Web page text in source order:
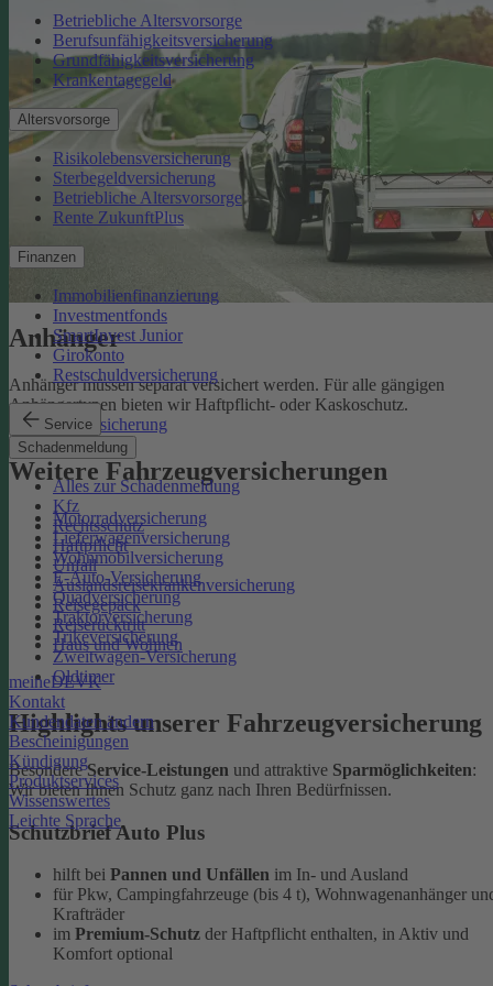
Betriebliche Altersvorsorge
Berufsunfähigkeitsversicherung
Grundfähigkeitsversicherung
Krankentagegeld
Altersvorsorge
Risikolebensversicherung
Sterbegeldversicherung
Betriebliche Altersvorsorge
Rente ZukunftPlus
Finanzen
Immobilienfinanzierung
Investmentfonds
SmartInvest Junior
Girokonto
Restschuldversicherung
Service
Schadenmeldung
Alles zur Schadenmeldung
Kfz
Rechtsschutz
Haftpflicht
Unfall
Auslandsreisekrankenversicherung
Reisegepäck
Reiserücktritt
Haus und Wohnen
meineDEVK
Kontakt
Kundendaten ändern
Bescheinigungen
Kündigung
Produktservices
Wissenswertes
Leichte Sprache
Anhänger
Anhänger müssen separat versichert werden. Für alle gängigen
Anhängertypen bieten wir Haftpflicht- oder Kaskoschutz.
Anhängerversicherung
Weitere Fahrzeugversicherungen
Motorradversicherung
Lieferwagenversicherung
Wohnmobilversicherung
E-Auto-Versicherung
Quadversicherung
Traktorversicherung
Trikeversicherung
Zweitwagen-Versicherung
Oldtimer
Highlights unserer Fahrzeugversicherung
BesondereService-Leistungen und attraktive Sparmöglichkeiten:
Wir bieten Ihnen Schutz ganz nach Ihren Bedürfnissen.
Schutzbrief Auto Plus
hilft bei Pannen und Unfällen im In- und Ausland
für Pkw, Campingfahrzeuge (bis 4 t), Wohnwagenanhänger
Krafträder
im Premium-Schutz der Haftpflicht enthalten, in Aktiv und
Komfort optional